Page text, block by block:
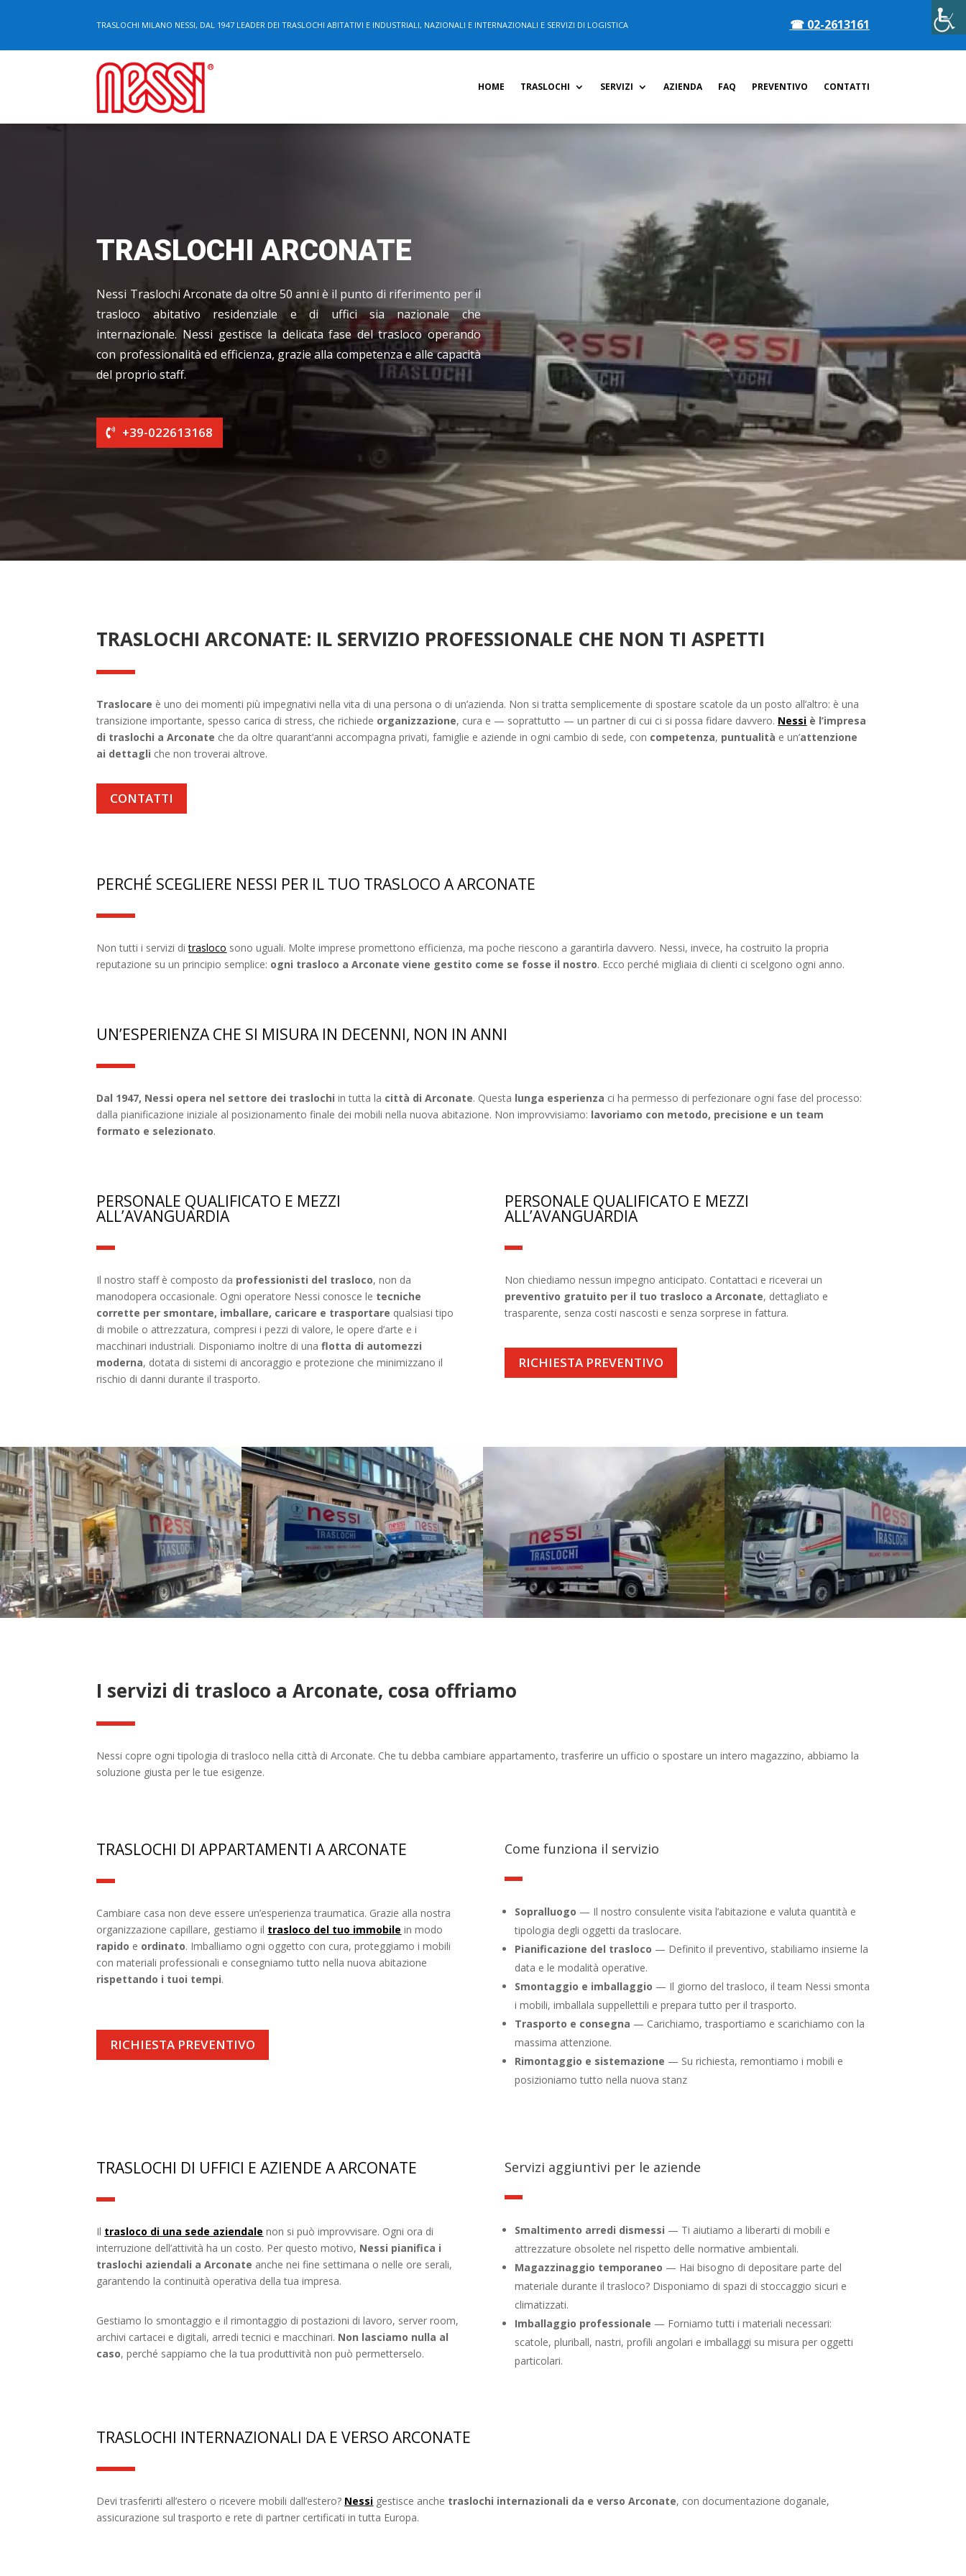
TRASLOCHI MILANO NESSI, DAL 1947 LEADER DEI TRASLOCHI ABITATIVI E INDUSTRIALI, NAZIONALI E INTERNAZIONALI E SERVIZI DI LOGISTICA ☎ 02-2613161
HOME TRASLOCHI SERVIZI AZIENDA FAQ PREVENTIVO CONTATTI
TRASLOCHI ARCONATE
Nessi Traslochi Arconate da oltre 50 anni è il punto di riferimento per il
trasloco abitativo residenziale e di uffici sia nazionale che
internazionale. Nessi gestisce la delicata fase del trasloco operando
con professionalità ed efficienza, grazie alla competenza e alle capacità
del proprio staff.
+39-022613168
TRASLOCHI ARCONATE: IL SERVIZIO PROFESSIONALE CHE NON TI ASPETTI
Traslocare è uno dei momenti più impegnativi nella vita di una persona o di un’azienda. Non si tratta semplicemente di spostare scatole da un posto all’altro: è una
transizione importante, spesso carica di stress, che richiede organizzazione, cura e — soprattutto — un partner di cui ci si possa fidare davvero. Nessi è l’impresa
di traslochi a Arconate che da oltre quarant’anni accompagna privati, famiglie e aziende in ogni cambio di sede, con competenza, puntualità e un’attenzione
ai dettagli che non troverai altrove.
CONTATTI
PERCHÉ SCEGLIERE NESSI PER IL TUO TRASLOCO A ARCONATE
Non tutti i servizi ditrasloco sono uguali. Molte imprese promettono efficienza, ma poche riescono a garantirla davvero. Nessi, invece, ha costruito la propria
reputazione su un principio semplice: ogni trasloco a Arconate viene gestito come se fosse il nostro. Ecco perché migliaia di clienti ci scelgono ogni anno.
UN’ESPERIENZA CHE SI MISURA IN DECENNI, NON IN ANNI
Dal 1947, Nessi opera nel settore dei traslochi in tutta la città di Arconate. Questa lunga esperienza ci ha permesso di perfezionare ogni fase del processo:
dalla pianificazione iniziale al posizionamento finale dei mobili nella nuova abitazione. Non improvvisiamo: lavoriamo con metodo, precisione e un team
formato e selezionato.
PERSONALE QUALIFICATO E MEZZI
ALL’AVANGUARDIA
Il nostro staff è composto da professionisti del trasloco, non da
manodopera occasionale. Ogni operatore Nessi conosce le tecniche
corrette per smontare, imballare, caricare e trasportare qualsiasi tipo
di mobile o attrezzatura, compresi i pezzi di valore, le opere d’arte e i
macchinari industriali. Disponiamo inoltre di una flotta di automezzi
moderna, dotata di sistemi di ancoraggio e protezione che minimizzano il
rischio di danni durante il trasporto.
PERSONALE QUALIFICATO E MEZZI
ALL’AVANGUARDIA
Non chiediamo nessun impegno anticipato. Contattaci e riceverai un
preventivo gratuito per il tuo trasloco a Arconate, dettagliato e
trasparente, senza costi nascosti e senza sorprese in fattura.
RICHIESTA PREVENTIVO
I servizi di trasloco a Arconate, cosa offriamo
Nessi copre ogni tipologia di trasloco nella città di Arconate. Che tu debba cambiare appartamento, trasferire un ufficio o spostare un intero magazzino, abbiamo la
soluzione giusta per le tue esigenze.
TRASLOCHI DI APPARTAMENTI A ARCONATE
Cambiare casa non deve essere un’esperienza traumatica. Grazie alla nostra
organizzazione capillare, gestiamo il trasloco del tuo immobile in modo
rapido e ordinato. Imballiamo ogni oggetto con cura, proteggiamo i mobili
con materiali professionali e consegniamo tutto nella nuova abitazione
rispettando i tuoi tempi.
RICHIESTA PREVENTIVO
Come funziona il servizio
Sopralluogo — Il nostro consulente visita l’abitazione e valuta quantità e
tipologia degli oggetti da traslocare.
Pianificazione del trasloco — Definito il preventivo, stabiliamo insieme la
data e le modalità operative.
Smontaggio e imballaggio — Il giorno del trasloco, il team Nessi smonta
i mobili, imballala suppellettili e prepara tutto per il trasporto.
Trasporto e consegna — Carichiamo, trasportiamo e scarichiamo con la
massima attenzione.
Rimontaggio e sistemazione — Su richiesta, remontiamo i mobili e
posizioniamo tutto nella nuova stanz
TRASLOCHI DI UFFICI E AZIENDE A ARCONATE
Il trasloco di una sede aziendale non si può improvvisare. Ogni ora di
interruzione dell’attività ha un costo. Per questo motivo, Nessi pianifica i
traslochi aziendali a Arconate anche nei fine settimana o nelle ore serali,
garantendo la continuità operativa della tua impresa.
Gestiamo lo smontaggio e il rimontaggio di postazioni di lavoro, server room,
archivi cartacei e digitali, arredi tecnici e macchinari. Non lasciamo nulla al
caso, perché sappiamo che la tua produttività non può permetterselo.
Servizi aggiuntivi per le aziende
Smaltimento arredi dismessi — Ti aiutiamo a liberarti di mobili e
attrezzature obsolete nel rispetto delle normative ambientali.
Magazzinaggio temporaneo — Hai bisogno di depositare parte del
materiale durante il trasloco? Disponiamo di spazi di stoccaggio sicuri e
climatizzati.
Imballaggio professionale — Forniamo tutti i materiali necessari:
scatole, pluriball, nastri, profili angolari e imballaggi su misura per oggetti
particolari.
TRASLOCHI INTERNAZIONALI DA E VERSO ARCONATE
Devi trasferirti all’estero o ricevere mobili dall’estero? Nessi gestisce anche traslochi internazionali da e verso Arconate, con documentazione doganale,
assicurazione sul trasporto e rete di partner certificati in tutta Europa.